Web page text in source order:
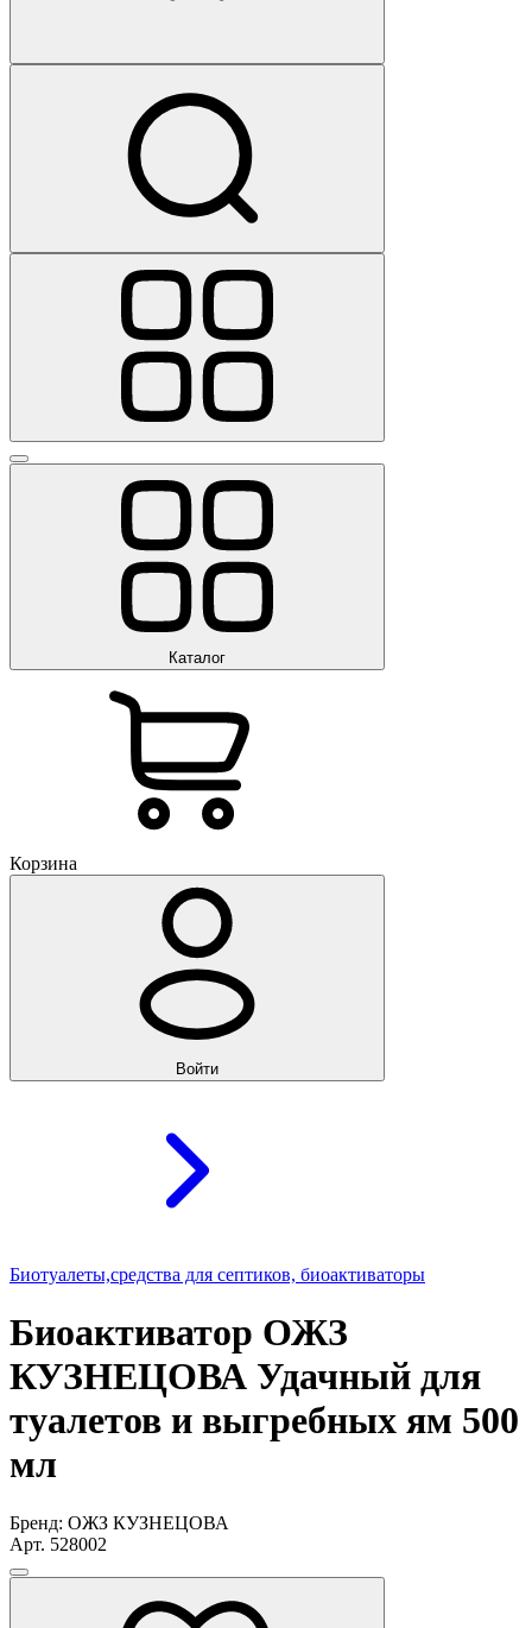
Каталог
Корзина
Войти
Биотуалеты,средства для септиков, биоактиваторы
Биоактиватор ОЖЗ
КУЗНЕЦОВА Удачный для
туалетов и выгребных ям 500
мл
Бренд: ОЖЗ КУЗНЕЦОВА
Арт. 528002